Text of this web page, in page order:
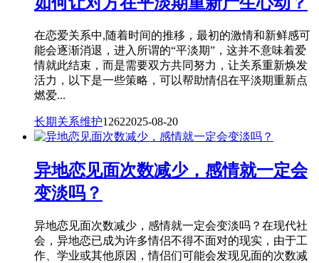
在恋爱关系中,随着时间的推移，最初的激情和新鲜感可
能会逐渐消退，进入所谓的“平淡期”，这并不意味着爱
情就此结束，而是需要双方共同努力，让关系重新焕发
活力，以下是一些策略，可以帮助情侣在平淡期重新点
燃爱...
长期关系维护12622025-08-20
异地恋见面次数减少，感情就一定会
变淡吗？
异地恋见面次数减少，感情就一定会变淡吗？在现代社
会，异地恋已成为许多情侣不得不面对的现实，由于工
作、学业或其他原因，情侣们可能会发现见面的次数减